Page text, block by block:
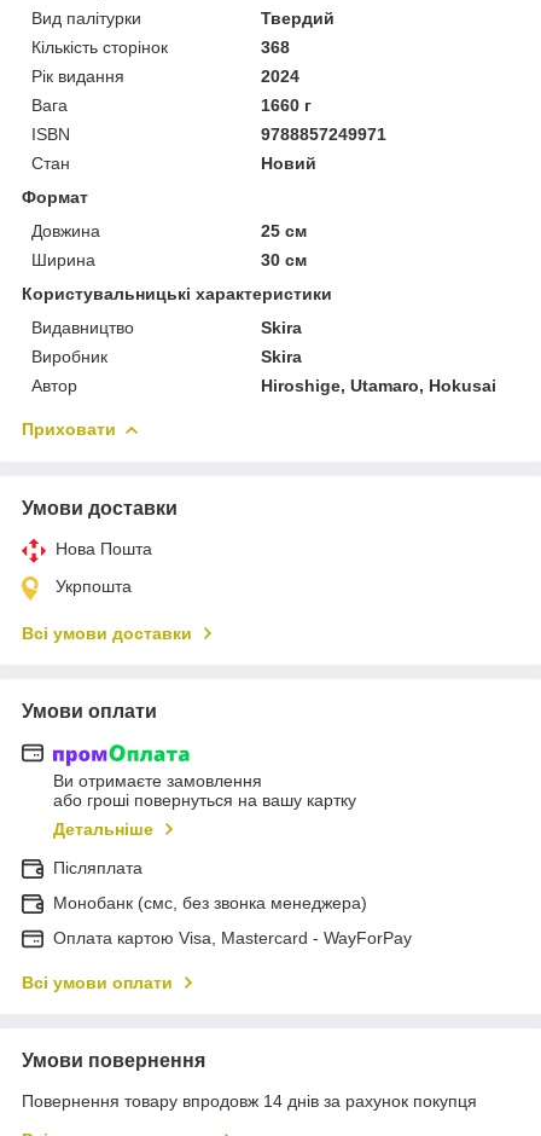
Вид палітурки
Твердий
Кількість сторінок
368
Рік видання
2024
Вага
1660 г
ISBN
9788857249971
Стан
Новий
Формат
Довжина
25 см
Ширина
30 см
Користувальницькі характеристики
Видавництво
Skira
Виробник
Skira
Автор
Hiroshige, Utamaro, Hokusai
Приховати
Умови доставки
Нова Пошта
Укрпошта
Всі умови доставки
Умови оплати
Ви отримаєте замовлення
або гроші повернуться на вашу картку
Детальніше
Післяплата
Монобанк (смс, без звонка менеджера)
Оплата картою Visa, Mastercard - WayForPay
Всі умови оплати
Умови повернення
Повернення товару впродовж 14 днів за рахунок покупця